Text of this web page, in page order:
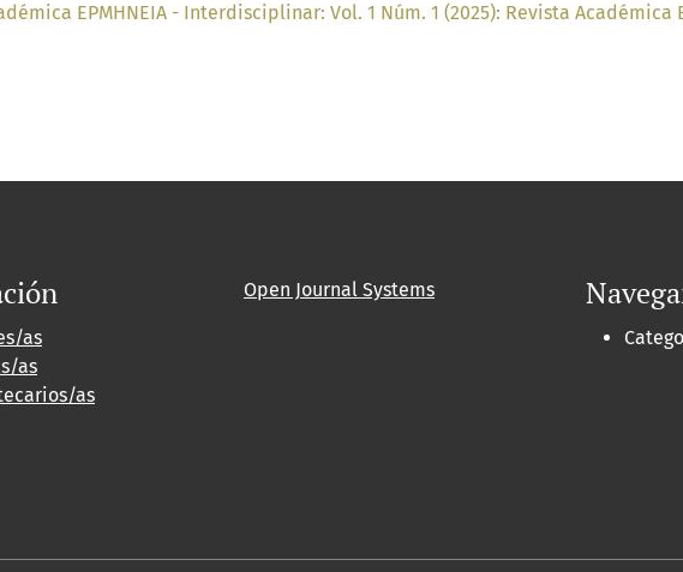
EPMHNEIA - Interdisciplinar: Vol. 1 Núm. 1 (2025): Revista Académica
as
as
as
Open Journal Systems